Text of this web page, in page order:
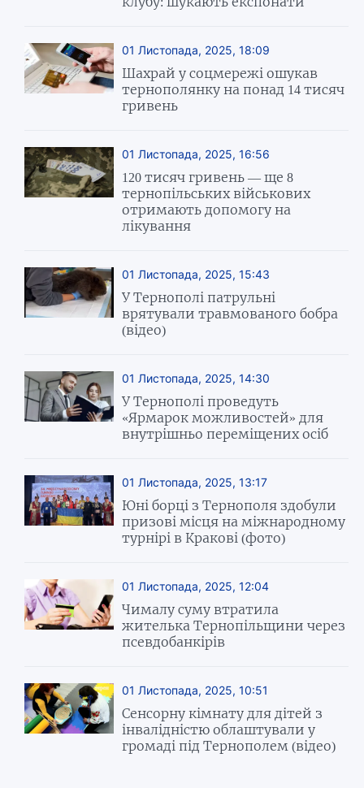
01 Листопада, 2025, 18:09
Шахрай у соцмережі ошукав
тернополянку на понад 14 тисяч
гривень
01 Листопада, 2025, 16:56
120 тисяч гривень — ще 8
тернопільських військових
отримають допомогу на
лікування
01 Листопада, 2025, 15:43
У Тернополі патрульні
врятували травмованого бобра
(відео)
01 Листопада, 2025, 14:30
У Тернополі проведуть
«Ярмарок можливостей» для
внутрішньо переміщених осіб
01 Листопада, 2025, 13:17
Юні борці з Тернополя здобули
призові місця на міжнародному
турнірі в Кракові (фото)
01 Листопада, 2025, 12:04
Чималу суму втратила
жителька Тернопільщини через
псевдобанкірів
01 Листопада, 2025, 10:51
Сенсорну кімнату для дітей з
інвалідністю облаштували у
громаді під Тернополем (відео)